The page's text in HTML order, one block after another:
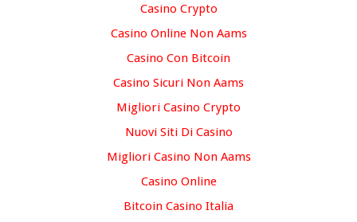
Casino Crypto
Casino Online Non Aams
Casino Con Bitcoin
Casino Sicuri Non Aams
Migliori Casino Crypto
Nuovi Siti Di Casino
Migliori Casino Non Aams
Casino Online
Bitcoin Casino Italia